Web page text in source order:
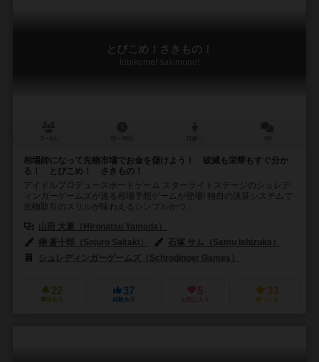
とびこめ！さきもの！
tobikome! sakimono!
相場師になって先物市場でお金を儲けよう！ 破滅も栄華もすぐ分か
る！ とびこめ！ さきもの！
アイドルプロデュースボードゲーム スターライトステージのシュレデ
ィンガーゲームズが送る相場予想ゲームが登場! 独自の決算システムで
先物取引のスリルが味わえるシンプルかつ...
山田 大夏（Hironatsu Yamada）
榊 蒼十郎（Sojuro Sakaki）
石塚 サム（Samu Ishizuka）
シュレディンガーゲームズ（Schrodinger Games）
22
興味あり
37
経験あり
5
お気に入り
33
持ってる